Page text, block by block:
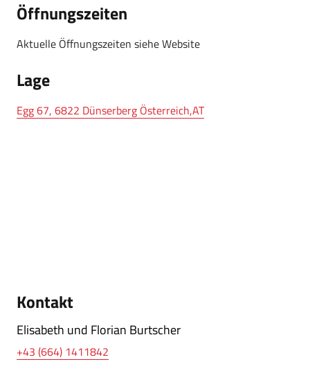
Öffnungszeiten
Aktuelle Öffnungszeiten siehe Website
Lage
Egg 67, 6822 Dünserberg Österreich,AT
Kontakt
Elisabeth und Florian Burtscher
+43 (664) 1411842